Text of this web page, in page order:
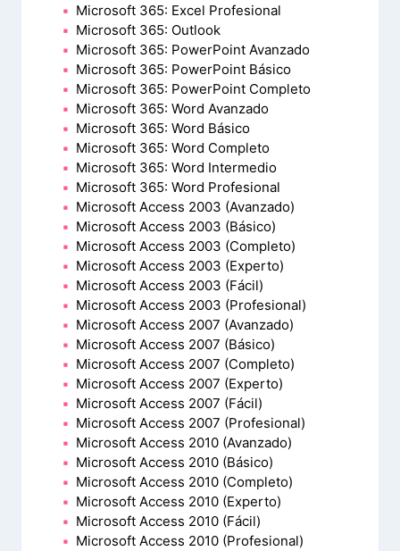
Microsoft 365: Excel Profesional
Microsoft 365: Outlook
Microsoft 365: PowerPoint Avanzado
Microsoft 365: PowerPoint Básico
Microsoft 365: PowerPoint Completo
Microsoft 365: Word Avanzado
Microsoft 365: Word Básico
Microsoft 365: Word Completo
Microsoft 365: Word Intermedio
Microsoft 365: Word Profesional
Microsoft Access 2003 (Avanzado)
Microsoft Access 2003 (Básico)
Microsoft Access 2003 (Completo)
Microsoft Access 2003 (Experto)
Microsoft Access 2003 (Fácil)
Microsoft Access 2003 (Profesional)
Microsoft Access 2007 (Avanzado)
Microsoft Access 2007 (Básico)
Microsoft Access 2007 (Completo)
Microsoft Access 2007 (Experto)
Microsoft Access 2007 (Fácil)
Microsoft Access 2007 (Profesional)
Microsoft Access 2010 (Avanzado)
Microsoft Access 2010 (Básico)
Microsoft Access 2010 (Completo)
Microsoft Access 2010 (Experto)
Microsoft Access 2010 (Fácil)
Microsoft Access 2010 (Profesional)